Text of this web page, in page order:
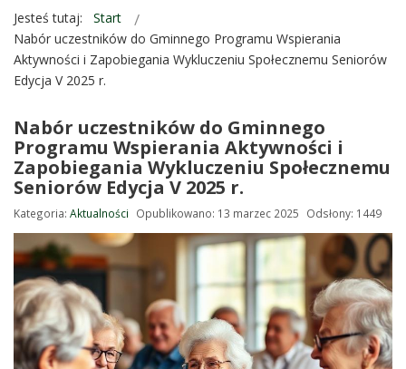
Jesteś tutaj:
Start
Nabór uczestników do Gminnego Programu Wspierania
Aktywności i Zapobiegania Wykluczeniu Społecznemu Seniorów
Edycja V 2025 r.
Nabór uczestników do Gminnego
Programu Wspierania Aktywności i
Zapobiegania Wykluczeniu Społecznemu
Seniorów Edycja V 2025 r.
Kategoria: Aktualności Opublikowano: 13 marzec 2025 Odsłony: 1449